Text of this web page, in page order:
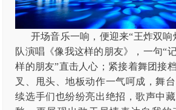
开场音乐一响，便迎来“王炸双响
队演唱《像我这样的朋友》，一句“
样的朋友”直击人心；紧接着舞团接
叉、甩头、地板动作一气呵成，舞
续选手们也纷纷亮出绝招，歌声中